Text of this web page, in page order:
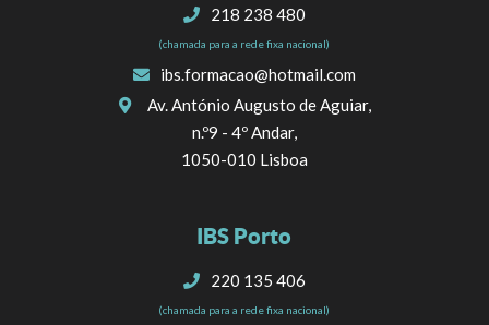
218 238 480
(chamada para a rede fixa nacional)
ibs.formacao@hotmail.com
Av. António Augusto de Aguiar,
n.º9 - 4º Andar,
1050-010 Lisboa
IBS Porto
220 135 406
(chamada para a rede fixa nacional)